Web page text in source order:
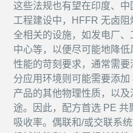
这些法规也有望在印度、
工程建设中，HFFR 无卤
全相关的设施，如发电厂
中心等，以便尽可能地降
性能的苛刻要求，通常需
分应用环境则可能需要添
产品的其他物理性质，以
途。因此，配方首选 PE
吸收率。偶联和/或交联系